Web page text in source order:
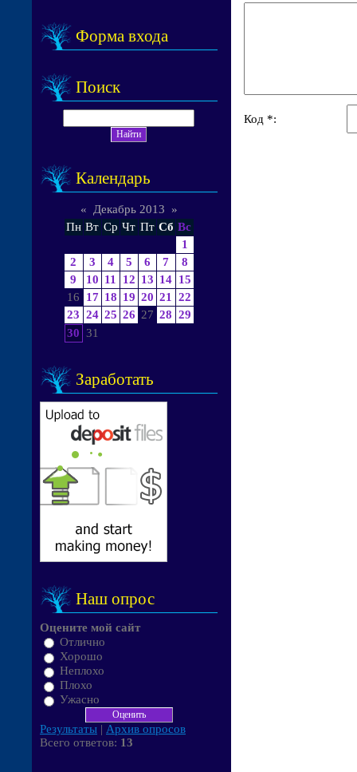
Форма входа
Поиск
Календарь
« Декабрь 2013
»
Пн Вт Ср Чт Пт Сб Вс
1
2
3 4 5 6 7
8
9
10 11 12 13 14 15
16
17 18 19 20 21
22
23 24 25 26 27 28 29
30 31
Заработать
Наш опрос
Оцените мой сайт
Отлично
Хорошо
Неплохо
Плохо
Ужасно
Результаты | Архив опросов
Всего ответов: 13
Код *: